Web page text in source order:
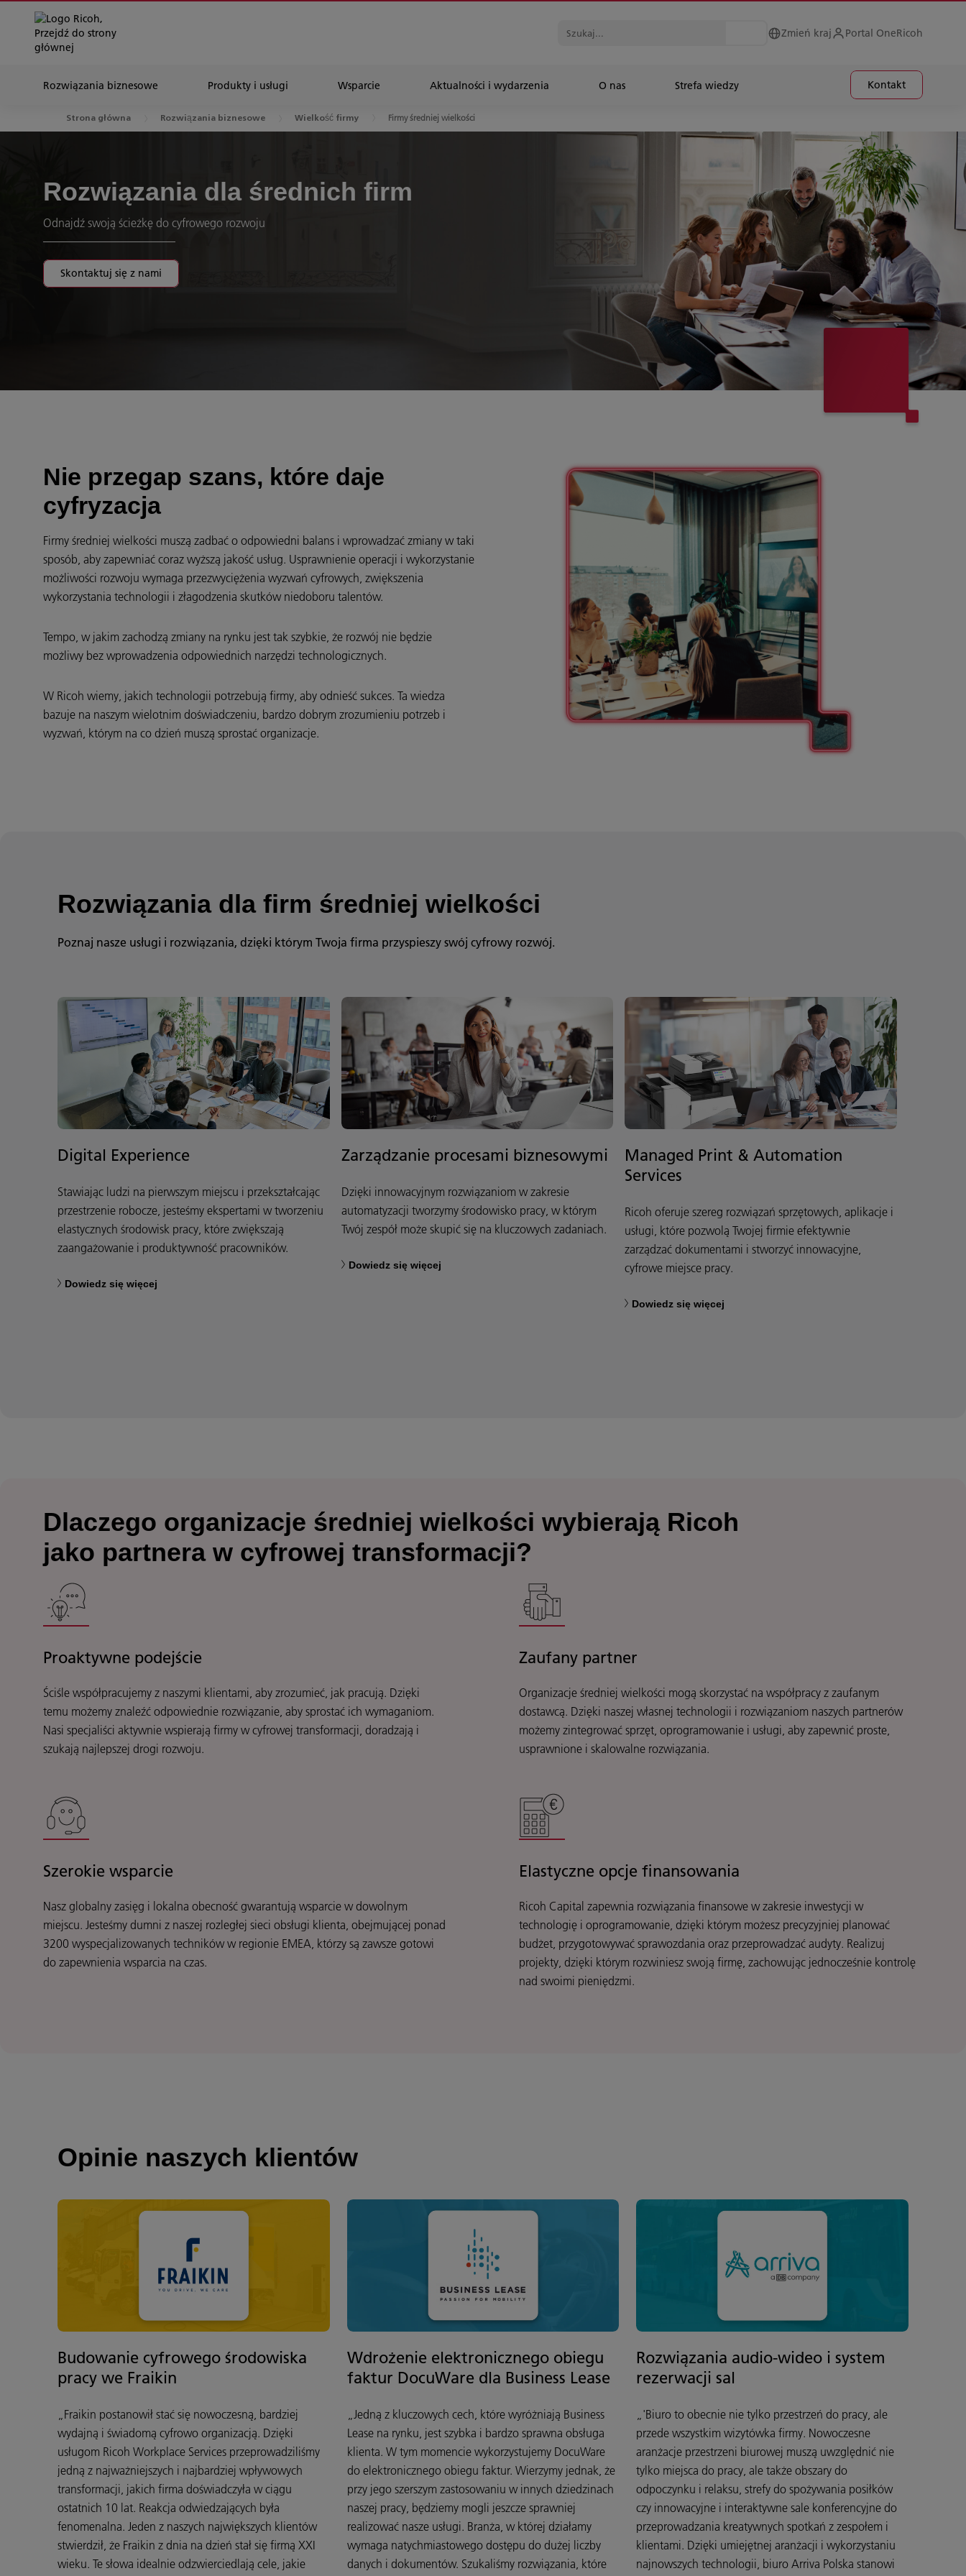
Zmień kraj Portal OneRicoh
Rozwiązania biznesowe Produkty i usługi Wsparcie Aktualności i wydarzenia O nas Strefa wiedzy Kontakt
Strona główna Rozwiązania biznesowe Wielkość firmy Firmy średniej wielkości
Rozwiązania dla średnich firm
Odnajdź swoją ścieżkę do cyfrowego rozwoju
Skontaktuj się z nami
Nie przegap szans, które daje
cyfryzacja
Firmy średniej wielkości muszą zadbać o odpowiedni balans i wprowadzać zmiany w taki
sposób, aby zapewniać coraz wyższą jakość usług. Usprawnienie operacji i wykorzystanie
możliwości rozwoju wymaga przezwyciężenia wyzwań cyfrowych, zwiększenia
wykorzystania technologii i złagodzenia skutków niedoboru talentów.
Tempo, w jakim zachodzą zmiany na rynku jest tak szybkie, że rozwój nie będzie
możliwy bez wprowadzenia odpowiednich narzędzi technologicznych.
W Ricoh wiemy, jakich technologii potrzebują firmy, aby odnieść sukces. Ta wiedza
bazuje na naszym wielotnim doświadczeniu, bardzo dobrym zrozumieniu potrzeb i
wyzwań, którym na co dzień muszą sprostać organizacje.
Rozwiązania dla firm średniej wielkości
Poznaj nasze usługi i rozwiązania, dzięki którym Twoja firma przyspieszy swój cyfrowy rozwój.
Digital Experience
Stawiając ludzi na pierwszym miejscu i przekształcając
przestrzenie robocze, jesteśmy ekspertami w tworzeniu
elastycznych środowisk pracy, które zwiększają
zaangażowanie i produktywność pracowników.
Dowiedz się więcej
Zarządzanie procesami biznesowymi
Dzięki innowacyjnym rozwiązaniom w zakresie
automatyzacji tworzymy środowisko pracy, w którym
Twój zespół może skupić się na kluczowych zadaniach.
Dowiedz się więcej
Managed Print & Automation
Services
Ricoh oferuje szereg rozwiązań sprzętowych, aplikacje i
usługi, które pozwolą Twojej firmie efektywnie
zarządzać dokumentami i stworzyć innowacyjne,
cyfrowe miejsce pracy.
Dowiedz się więcej
Dlaczego organizacje średniej wielkości wybierają Ricoh
jako partnera w cyfrowej transformacji?
Proaktywne podejście
Ściśle współpracujemy z naszymi klientami, aby zrozumieć, jak pracują. Dzięki
temu możemy znaleźć odpowiednie rozwiązanie, aby sprostać ich wymaganiom.
Nasi specjaliści aktywnie wspierają firmy w cyfrowej transformacji, doradzają i
szukają najlepszej drogi rozwoju.
Zaufany partner
Organizacje średniej wielkości mogą skorzystać na współpracy z zaufanym
dostawcą. Dzięki naszej własnej technologii i rozwiązaniom naszych partnerów
możemy zintegrować sprzęt, oprogramowanie i usługi, aby zapewnić proste,
usprawnione i skalowalne rozwiązania.
Szerokie wsparcie
Nasz globalny zasięg i lokalna obecność gwarantują wsparcie w dowolnym
miejscu. Jesteśmy dumni z naszej rozległej sieci obsługi klienta, obejmującej ponad
3200 wyspecjalizowanych techników w regionie EMEA, którzy są zawsze gotowi
do zapewnienia wsparcia na czas.
Elastyczne opcje finansowania
Ricoh Capital zapewnia rozwiązania finansowe w zakresie inwestycji w
technologię i oprogramowanie, dzięki którym możesz precyzyjniej planować
budżet, przygotowywać sprawozdania oraz przeprowadzać audyty. Realizuj
projekty, dzięki którym rozwiniesz swoją firmę, zachowując jednocześnie kontrolę
nad swoimi pieniędzmi.
Opinie naszych klientów
Budowanie cyfrowego środowiska
pracy we Fraikin
„Fraikin postanowił stać się nowoczesną, bardziej
wydajną i świadomą cyfrowo organizacją. Dzięki
usługom Ricoh Workplace Services przeprowadziliśmy
jedną z najważniejszych i najbardziej wpływowych
transformacji, jakich firma doświadczyła w ciągu
ostatnich 10 lat. Reakcja odwiedzających była
fenomenalna. Jeden z naszych największych klientów
stwierdził, że Fraikin z dnia na dzień stał się firmą XXI
wieku. Te słowa idealnie odzwierciedlają cele, jakie
Wdrożenie elektronicznego obiegu
faktur DocuWare dla Business Lease
„Jedną z kluczowych cech, które wyróżniają Business
Lease na rynku, jest szybka i bardzo sprawna obsługa
klienta. W tym momencie wykorzystujemy DocuWare
do elektronicznego obiegu faktur. Wierzymy jednak, że
przy jego szerszym zastosowaniu w innych dziedzinach
naszej pracy, będziemy mogli jeszcze sprawniej
realizować nasze usługi. Branża, w której działamy
wymaga natychmiastowego dostępu do dużej liczby
danych i dokumentów. Szukaliśmy rozwiązania, które
Rozwiązania audio-wideo i system
rezerwacji sal
„'Biuro to obecnie nie tylko przestrzeń do pracy, ale
przede wszystkim wizytówka firmy. Nowoczesne
aranżacje przestrzeni biurowej muszą uwzględnić nie
tylko miejsca do pracy, ale także obszary do
odpoczynku i relaksu, strefy do spożywania posiłków
czy innowacyjne i interaktywne sale konferencyjne do
przeprowadzania kreatywnych spotkań z zespołem i
klientami. Dzięki umiejętnej aranżacji i wykorzystaniu
najnowszych technologii, biuro Arriva Polska stanowi